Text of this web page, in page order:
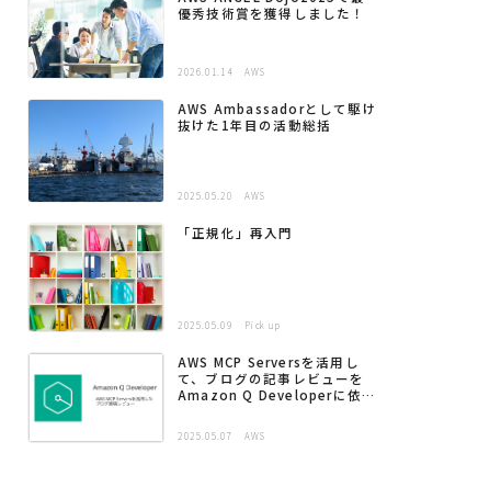
優秀技術賞を獲得しました！
2026.01.14 AWS
AWS Ambassadorとして駆け
抜けた1年目の活動総括
2025.05.20 AWS
「正規化」再入門
2025.05.09 Pick up
AWS MCP Serversを活用し
て、ブログの記事レビューを
Amazon Q Developerに依頼
2025.05.07 AWS